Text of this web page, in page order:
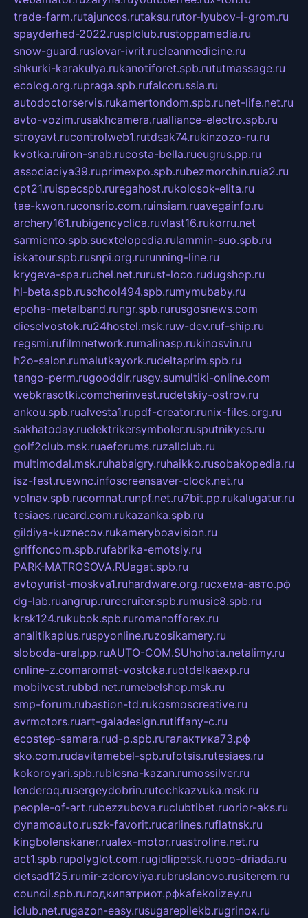
trade-farm.rutajuncos.rutaksu.rutor-lyubov-i-grom.ru
spayderhed-2022.rusplclub.rustoppamedia.ru
snow-guard.ruslovar-ivrit.rucleanmedicine.ru
shkurki-karakulya.rukanotiforet.spb.rututmassage.ru
ecolog.org.rupraga.spb.rufalcorussia.ru
autodoctorservis.rukamertondom.spb.runet-life.net.ru
avto-vozim.rusakhcamera.rualliance-electro.spb.ru
stroyavt.rucontrolweb1.rutdsak74.rukinzozo-ru.ru
kvotka.ruiron-snab.rucosta-bella.rueugrus.pp.ru
associaciya39.ruprimexpo.spb.rubezmorchin.ruia2.ru
cpt21.ruispecspb.ruregahost.rukolosok-elita.ru
tae-kwon.ruconsrio.com.ruinsiam.ruavegainfo.ru
archery161.rubigencyclica.ruvlast16.rukorru.net
sarmiento.spb.suextelopedia.rulammin-suo.spb.ru
iskatour.spb.rusnpi.org.rurunning-line.ru
krygeva-spa.ruchel.net.rurust-loco.rudugshop.ru
hl-beta.spb.ruschool494.spb.rumymubaby.ru
epoha-metalband.rungr.spb.rurusgosnews.com
dieselvostok.ru24hostel.msk.ruw-dev.ruf-ship.ru
regsmi.rufilmnetwork.rumalinasp.rukinosvin.ru
h2o-salon.rumalutkayork.rudeltaprim.spb.ru
tango-perm.rugooddir.rusgv.sumultiki-online.com
webkrasotki.comcherinvest.rudetskiy-ostrov.ru
ankou.spb.rualvesta1.rupdf-creator.runix-files.org.ru
sakhatoday.ruelektrikersymboler.rusputnikyes.ru
golf2club.msk.ruaeforums.ruzallclub.ru
multimodal.msk.ruhabaigry.ruhaikko.rusobakopedia.ru
isz-fest.ruewnc.infoscreensaver-clock.net.ru
volnav.spb.rucomnat.runpf.net.ru7bit.pp.rukalugatur.ru
tesiaes.rucard.com.rukazanka.spb.ru
gildiya-kuznecov.rukameryboavision.ru
griffoncom.spb.rufabrika-emotsiy.ru
PARK-MATROSOVA.RUagat.spb.ru
avtoyurist-moskva1.ruhardware.org.ruсхема-авто.рф
dg-lab.ruangrup.rurecruiter.spb.rumusic8.spb.ru
krsk124.rukubok.spb.ruromanofforex.ru
analitikaplus.ruspyonline.ruzosikamery.ru
sloboda-ural.pp.ruAUTO-COM.SUhohota.netalimy.ru
online-z.comaromat-vostoka.ruotdelkaexp.ru
mobilvest.rubbd.net.rumebelshop.msk.ru
smp-forum.rubastion-td.rukosmoscreative.ru
avrmotors.ruart-galadesign.rutiffany-c.ru
ecostep-samara.rud-p.spb.ruгалактика73.рф
sko.com.rudavitamebel-spb.rufotsis.rutesiaes.ru
kokoroyari.spb.rublesna-kazan.rumossilver.ru
lenderoq.rusergeydobrin.rutochkazvuka.msk.ru
people-of-art.rubezzubova.ruclubtibet.ruorior-aks.ru
dynamoauto.ruszk-favorit.rucarlines.ruflatnsk.ru
kingbolenskaner.rualex-motor.ruastroline.net.ru
act1.spb.rupolyglot.com.rugidlipetsk.ruooo-driada.ru
detsad125.rumir-zdoroviya.rubruslanovo.rusiterem.ru
council.spb.ruлодкипатриот.рфkafekolizey.ru
iclub.net.rugazon-easy.rusugarepilekb.rugrinox.ru